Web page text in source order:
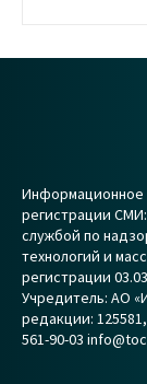
Информационное
регистрации
службой по
технологий и
регистрации
Учредитель: АО
редакции:
561-90-03